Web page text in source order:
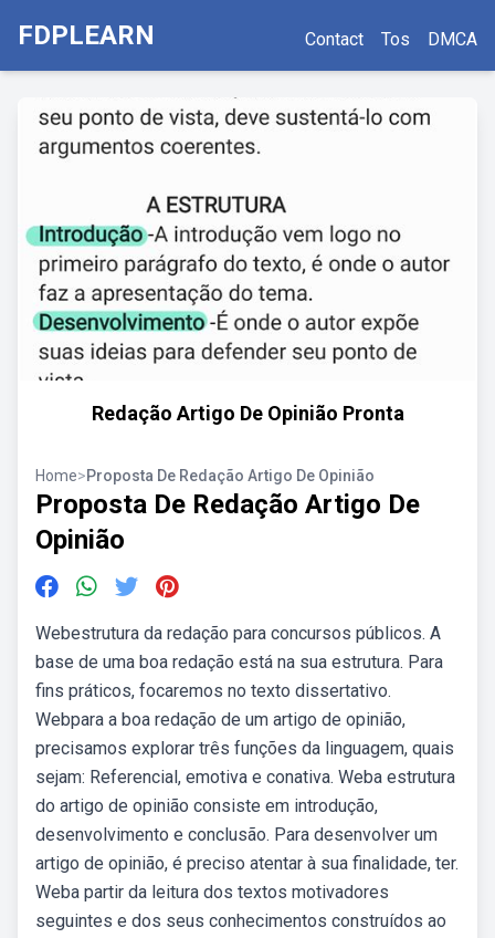
FDPLEARN Contact Tos DMCA
Redação Artigo De Opinião Pronta
Home>Proposta De Redação Artigo De Opinião
Proposta De Redação Artigo De
Opinião
Webestrutura da redação para concursos públicos. A
base de uma boa redação está na sua estrutura. Para
fins práticos, focaremos no texto dissertativo.
Webpara a boa redação de um artigo de opinião,
precisamos explorar três funções da linguagem, quais
sejam: Referencial, emotiva e conativa. Weba estrutura
do artigo de opinião consiste em introdução,
desenvolvimento e conclusão. Para desenvolver um
artigo de opinião, é preciso atentar à sua finalidade, ter.
Weba partir da leitura dos textos motivadores
seguintes e dos seus conhecimentos construídos ao